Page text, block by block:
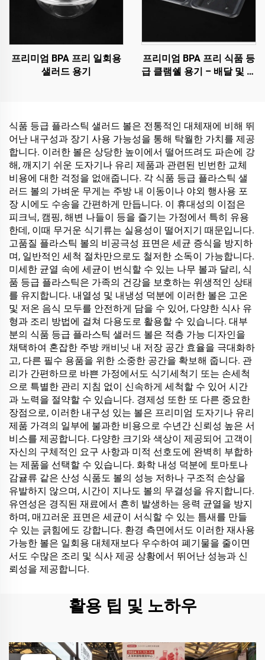
프리미엄 BPA 프리 일회용
샐러드 용기
프리미엄 BPA 프리 식품 등
급 클램쉘 용기 – 배달 및 식
식품 등급 플라스틱 샐러드 볼은 전통적인 대체재에 비해 뛰
어난 내구성과 장기 사용 가능성을 통해 탁월한 가치를 제공
합니다. 이러한 볼은 상당한 높이에서 떨어뜨려도 파손에 강
해, 깨지기 쉬운 도자기나 유리 제품과 관련된 빈번한 교체
비용에 대한 걱정을 없애줍니다. 각 식품 등급 플라스틱 샐
러드 볼의 가벼운 무게는 주방 내 이동이나 야외 행사용 포
장 시에도 수송을 간편하게 만듭니다. 이 휴대성의 이점은
피크닉, 캠핑, 해변 나들이 등을 즐기는 가정에서 특히 유용
한데, 이때 무거운 식기류는 실용성이 떨어지기 때문입니다.
고품질 플라스틱 볼의 비공극성 표면은 세균 증식을 방지하
며, 일반적인 세척 절차만으로도 철저한 소독이 가능합니다.
미세한 균열 속에 세균이 번식할 수 있는 나무 볼과 달리, 식
품 등급 플라스틱은 가족의 건강을 보호하는 위생적인 상태
를 유지합니다. 내열성 및 내냉성 덕분에 이러한 볼은 고온
및 저온 음식 모두를 안전하게 담을 수 있어, 다양한 식사 유
형과 조리 방법에 걸쳐 다용도로 활용할 수 있습니다. 대부
분의 식품 등급 플라스틱 샐러드 볼은 적층 가능 디자인을
채택하여 혼잡한 주방 캐비닛 내 저장 공간 효율을 극대화하
고, 다른 필수 용품을 위한 소중한 공간을 확보해 줍니다. 관
리가 간편하므로 바쁜 가정에서도 식기세척기 또는 손세척
으로 특별한 관리 지침 없이 신속하게 세척할 수 있어 시간
과 노력을 절약할 수 있습니다. 경제성 또한 또 다른 중요한
장점으로, 이러한 내구성 있는 볼은 프리미엄 도자기나 유리
제품 가격의 일부에 불과한 비용으로 수년간 신뢰성 높은 서
비스를 제공합니다. 다양한 크기와 색상이 제공되어 고객이
자신의 구체적인 요구 사항과 미적 선호도에 완벽히 부합하
는 제품을 선택할 수 있습니다. 화학 내성 덕분에 토마토나
감귤류 같은 산성 식품도 볼의 성능 저하나 구조적 손상을
유발하지 않으며, 시간이 지나도 볼의 무결성을 유지합니다.
유연성은 경직된 재료에서 흔히 발생하는 응력 균열을 방지
하며, 매끄러운 표면은 세균이 서식할 수 있는 틈새를 만들
수 있는 긁힘에도 강합니다. 환경 측면에서도 이러한 재사용
가능한 볼은 일회용 대체재보다 우수하여 폐기물을 줄이면
서도 수많은 조리 및 식사 제공 상황에서 뛰어난 성능과 신
뢰성을 제공합니다.
활용 팁 및 노하우